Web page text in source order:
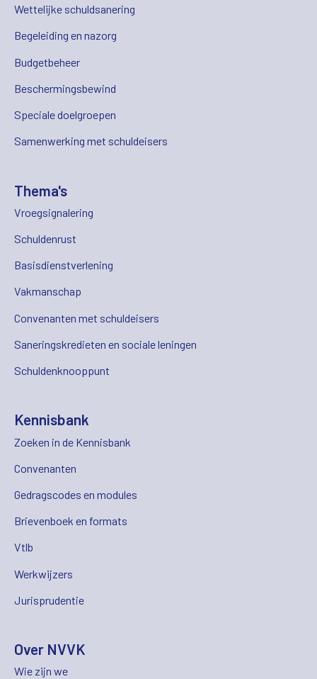
Wettelijke schuldsanering
Begeleiding en nazorg
Budgetbeheer
Beschermingsbewind
Speciale doelgroepen
Samenwerking met schuldeisers
Thema's
Vroegsignalering
Schuldenrust
Basisdienstverlening
Vakmanschap
Convenanten met schuldeisers
Saneringskredieten en sociale leningen
Schuldenknooppunt
Kennisbank
Zoeken in de Kennisbank
Convenanten
Gedragscodes en modules
Brievenboek en formats
Vtlb
Werkwijzers
Jurisprudentie
Over NVVK
Wie zijn we